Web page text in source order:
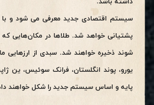
سیستم اقتصادی جدید معرفی می شود و با
پشتیانی خواهد شد. طلاها در مکان‌هایی که
شوند ذخیره خواهند شد. سبدی از ارزهایی
یورو، پوند انگلستان، فرانک سوئیس، ین
پایه و اساس سیستم جدید را شکل خواهند